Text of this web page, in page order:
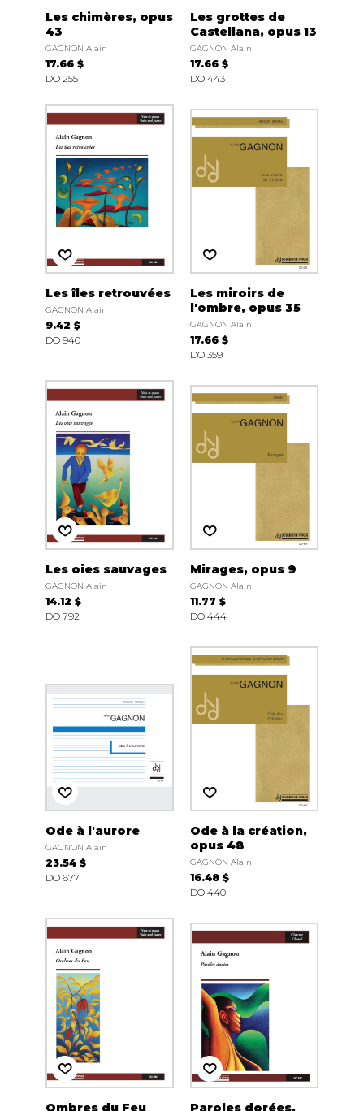
Les chimères, opus
43
GAGNON Alain
17.66 $
DO 255
Les grottes de
Castellana, opus 13
GAGNON Alain
17.66 $
DO 443
Les îles retrouvées
GAGNON Alain
9.42 $
DO 940
Les miroirs de
l'ombre, opus 35
GAGNON Alain
17.66 $
DO 359
Les oies sauvages
GAGNON Alain
14.12 $
DO 792
Mirages, opus 9
GAGNON Alain
11.77 $
DO 444
Ode à l'aurore
GAGNON Alain
23.54 $
DO 677
Ode à la création,
opus 48
GAGNON Alain
16.48 $
DO 440
Ombres du Feu Paroles dorées,